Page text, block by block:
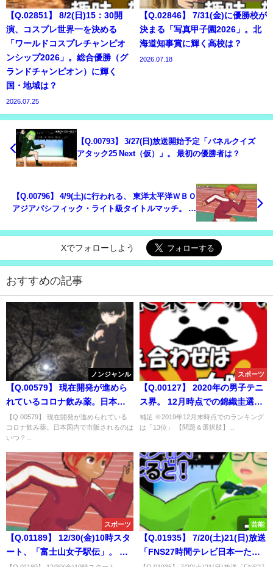
【Q.02851】 8/2(日)15：30開
演、コスプレ世界一を決める
「ワールドコスプレチャンピオ
ンシップ2026」。総合優勝（グ
ランドチャンピオン）に輝く
国・地域は？
2026.07.25
【Q.02846】 7/31(金)に優勝校が
決まる「写真甲子園2026」。北
海道知事賞に輝く高校は？
2026.07.18
【Q.00793】 3/27(日)放送開始予定「パネルクイズ
アタック25 Next（仮）」。 最初の優勝者は？
【Q.00796】 4/9(土)に行われる、 東洋太平洋ＷＢＯ
アジアパシフィック・ライト級タイトルマッチ。 吉
Xでフォローしよう
おすすめの記事
ノンジャンル
【Q.00579】 現在開発が進めら
れているコロナ飲み薬。日本国
内で市販されるのはいつ？
【Q.00579】 現在開発が進められている
コロナ飲み薬。日本国内で市販されるのは
いつ？...
スポーツ
【Q.00127】 2020年の男子テニ
ス界。 12月時点での錦織圭選手
の世界ランキングは？
補足 ※2019年12月末時点でのランキング
は「13位」 【問題＆選択肢】...
スポーツ
【Q.01189】 12/30(金)10時スタ
ート、「富士山女子駅伝」。 優
芸能
【Q.01935】 7/20(土)21(日)放送
「FNS27時間テレビ日本一たの